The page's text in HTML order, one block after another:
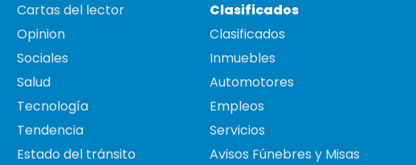
Cartas del lector
Opinion
Sociales
Salud
Tecnología
Tendencia
Estado del tránsito
Clasificados
Clasificados
Inmuebles
Automotores
Empleos
Servicios
Avisos Fúnebres y Misas